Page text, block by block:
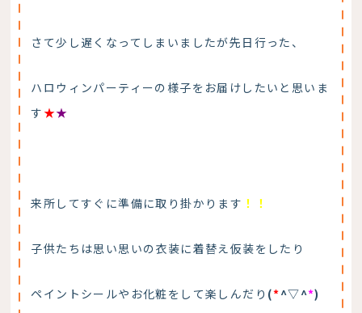
さて少し遅くなってしまいましたが先日行った、
ハロウィンパーティーの様子をお届けしたいと思いま
す★★
来所してすぐに準備に取り掛かります ！！
子供たちは思い思いの衣装に着替え仮装をしたり
ペイントシールやお化粧をして楽しんだり (*^▽^*)